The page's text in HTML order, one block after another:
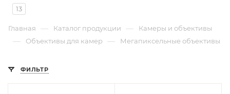
13
Главная — Каталог продукции — Камеры и объективы
— Объективы для камер — Мегапиксельные объективы
ФИЛЬТР